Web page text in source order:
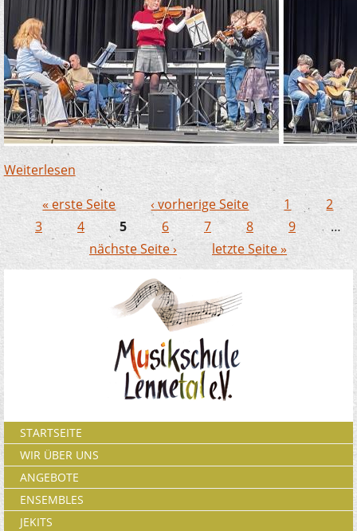
Weiterlesen über Geballte Weihnachts-Power beim JeKits
Konzert in Neuenrade
Seiten
« erste Seite ‹ vorherige Seite 1
2
3
4 5 6 7 8 9
…
nächste Seite ›
letzte Seite »
STARTSEITE
WIR ÜBER UNS
ANGEBOTE
ENSEMBLES
JEKITS